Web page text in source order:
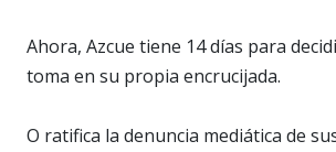
Ahora, Azcue tiene 14 días para
toma en su propia encrucijada.
O ratifica la denuncia mediática de